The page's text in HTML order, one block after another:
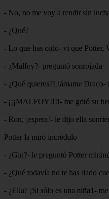
- No, no me voy a rendir sin
- ¿Qué?
- Lo que has oido- vi que Potter,
- ¿Malfoy?- preguntó sonrojada
- ¿Qué quieres?Llámame Draco-
- ¡¡¡MALFOY!!!!- me gritó su
- Ron, ¡espera!- le dijo ella
Potter la miró incrédulo
- ¿Gin?- le preguntó Potter
- ¿Qué todavía no te has dado
- ¿Ella? ¡Si sólo es una niña1-